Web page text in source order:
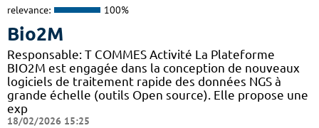
relevance: 100%
Bio2M
Responsable: T COMMES Activité La Plateforme
BIO2M est engagée dans la conception de nouveaux
logiciels de traitement rapide des données NGS à
grande échelle (outils Open source). Elle propose une
exp
18/02/2026 15:25